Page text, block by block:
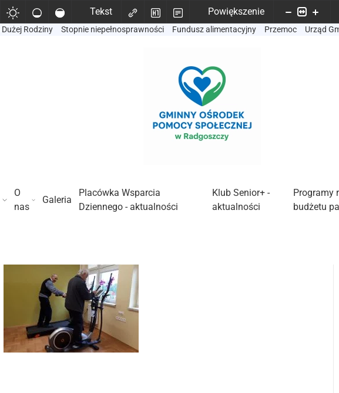
Tekst Powiększenie
Rodziny Stopnie niepełnosprawności Fundusz alimentacyjny Przemoc Urząd
O
nas
Galeria
Placówka Wsparcia
Dziennego - aktualności
Klub Senior+ -
aktualności
Programy
budżetu